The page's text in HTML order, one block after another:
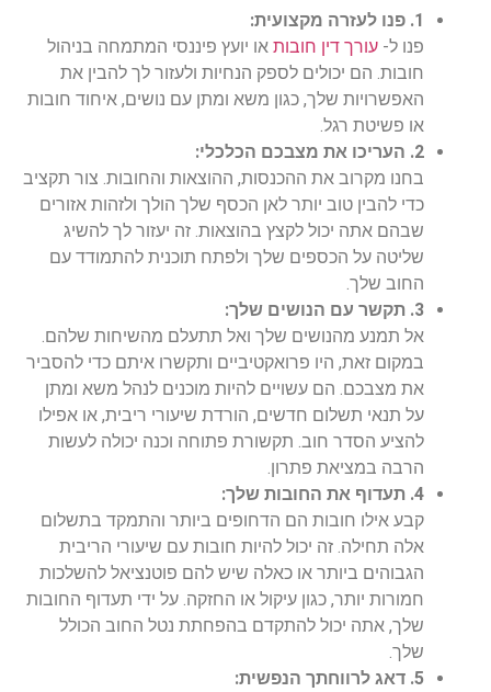
1. פנו לעזרה מקצועית:
פנו ל- עורך דין חובות או יועץ פיננסי המתמחה בניהול
חובות. הם יכולים לספק הנחיות ולעזור לך להבין את
האפשרויות שלך, כגון משא ומתן עם נושים, איחוד חובות
או פשיטת רגל.
2. העריכו את מצבכם הכלכלי:
בחנו מקרוב את ההכנסות, ההוצאות והחובות. צור תקציב
כדי להבין טוב יותר לאן הכסף שלך הולך ולזהות אזורים
שבהם אתה יכול לקצץ בהוצאות. זה יעזור לך להשיג
שליטה על הכספים שלך ולפתח תוכנית להתמודד עם
החוב שלך.
3. תקשר עם הנושים שלך:
אל תמנע מהנושים שלך ואל תתעלם מהשיחות שלהם.
במקום זאת, היו פרואקטיביים ותקשרו איתם כדי להסביר
את מצבכם. הם עשויים להיות מוכנים לנהל משא ומתן
על תנאי תשלום חדשים, הורדת שיעורי ריבית, או אפילו
להציע הסדר חוב. תקשורת פתוחה וכנה יכולה לעשות
הרבה במציאת פתרון.
4. תעדוף את החובות שלך:
קבע אילו חובות הם הדחופים ביותר והתמקד בתשלום
אלה תחילה. זה יכול להיות חובות עם שיעורי הריבית
הגבוהים ביותר או כאלה שיש להם פוטנציאל להשלכות
חמורות יותר, כגון עיקול או החזקה. על ידי תעדוף החובות
שלך, אתה יכול להתקדם בהפחתת נטל החוב הכולל
שלך.
5. דאג לרווחתך הנפשית: